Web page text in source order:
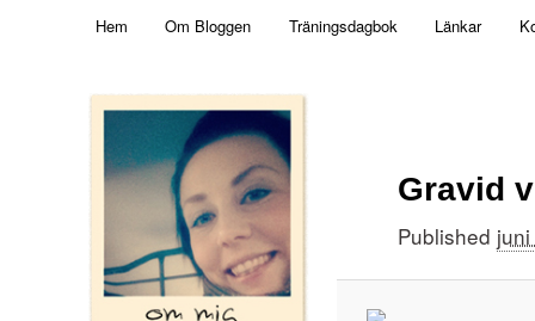
Militärmamman
Skip to primary content
Hem Om Bloggen Träningsdagbok Länkar
Gravid
Published